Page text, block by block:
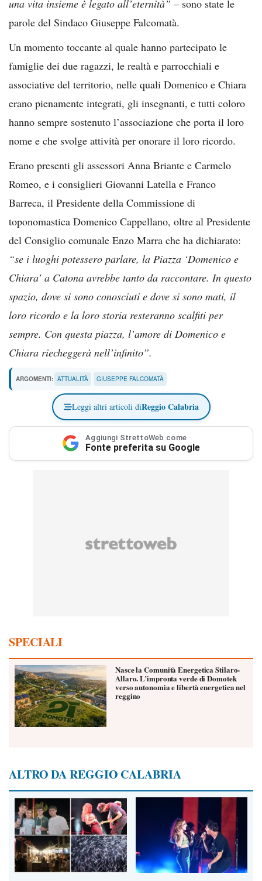
una vita insieme è legato all’eternità” – sono state le
parole del Sindaco Giuseppe Falcomatà.
Un momento toccante al quale hanno partecipato le
famiglie dei due ragazzi, le realtà e parrocchiali e
associative del territorio, nelle quali Domenico e Chiara
erano pienamente integrati, gli insegnanti, e tutti coloro
hanno sempre sostenuto l’associazione che porta il loro
nome e che svolge attività per onorare il loro ricordo.
Erano presenti gli assessori Anna Briante e Carmelo
Romeo, e i consiglieri Giovanni Latella e Franco
Barreca, il Presidente della Commissione di
toponomastica Domenico Cappellano, oltre al Presidente
del Consiglio comunale Enzo Marra che ha dichiarato:
“se i luoghi potessero parlare, la Piazza ‘Domenico e
Chiara’ a Catona avrebbe tanto da raccontare. In questo
spazio, dove si sono conosciuti e dove si sono mati, il
loro ricordo e la loro storia resteranno scalfiti per
sempre. Con questa piazza, l’amore di Domenico e
Chiara riecheggerà nell’infinito”.
ARGOMENTI: ATTUALITÀ GIUSEPPE FALCOMATÀ
Leggi altri articoli diReggio Calabria
Aggiungi StrettoWeb come
Fonte preferita su Google
SPECIALI
Nasce la Comunità Energetica Stilaro-
Allaro. L’impronta verde di Domotek
verso autonomia e libertà energetica nel
reggino
ALTRO DA REGGIO CALABRIA